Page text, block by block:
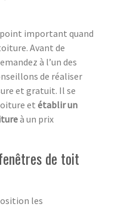
important quand
Avant de
à l’un des
de réaliser
et gratuit. Il se
etétablir un
à un prix
de toit
les